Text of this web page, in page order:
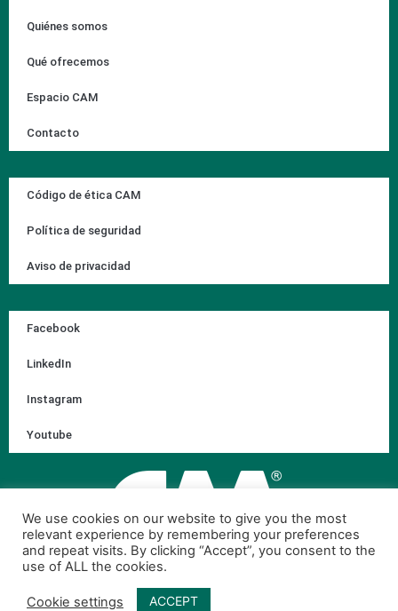
Quiénes somos
Qué ofrecemos
Espacio CAM
Contacto
Código de ética CAM
Política de seguridad
Aviso de privacidad
Facebook
LinkedIn
Instagram
Youtube
© 2026 Corporación Ambiental de México
We use cookies on our website to give you the most
relevant experience by remembering your preferences
and repeat visits. By clicking “Accept”, you consent to the
use of ALL the cookies.
Cookie settings ACCEPT